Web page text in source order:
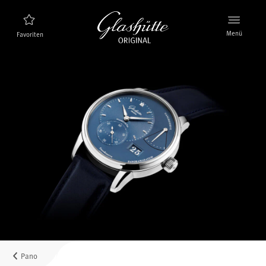
Favoriten Menü
Entdecken Sie die Kollektion
Die Marke Glashütte Original
Manufaktur, Geschichte und Partner
Verkaufspunkte
Pano